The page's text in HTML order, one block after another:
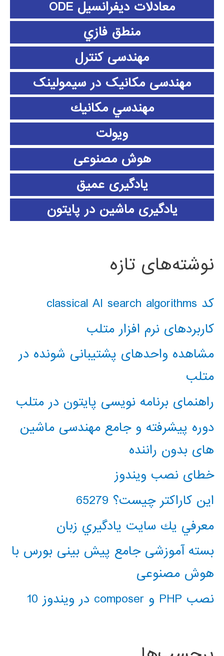
معادلات دیفرانسیل ODE
منطق فازي
مهندسی کنترل
مهندسی مکانیک در سیمولینک
مهندسي مكانيك
ویولت
هوش مصنوعی
یادگیری عمیق
یادگیری ماشین در پایتون
نوشته‌های تازه
کد classical AI search algorithms
کاربردهای نرم افزار متلب
مشاهده واحدهای پشتیبانی شونده در
متلب
راهنمای برنامه نویسی پایتون در متلب
دوره پیشرفته و جامع مهندسی ماشین
های بدون راننده
خطای نصب ویندوز
این کاراکتر چیست؟ 65279
معرفي يك سايت يادگيري زبان
بسته آموزشی جامع پیش بینی بورس با
هوش مصنوعی
نصب PHP و composer در ویندوز 10